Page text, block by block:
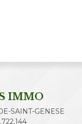
IMMO
SAINT-GENESE